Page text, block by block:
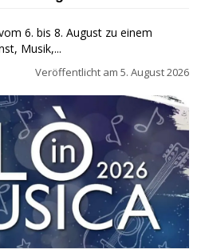
6. bis 8. August zu einem
Musik,...
Veröffentlicht am 5. August 2026